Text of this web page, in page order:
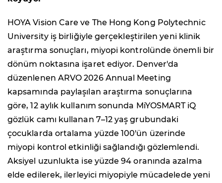
HOYA Vision Care ve The Hong Kong Polytechnic
University iş birliğiyle gerçekleştirilen yeni klinik
araştırma sonuçları, miyopi kontrolünde önemli bir
dönüm noktasına işaret ediyor. Denver'da
düzenlenen ARVO 2026 Annual Meeting
kapsamında paylaşılan araştırma sonuçlarına
göre, 12 aylık kullanım sonunda MiYOSMART iQ
gözlük camı kullanan 7–12 yaş grubundaki
çocuklarda ortalama yüzde 100'ün üzerinde
miyopi kontrol etkinliği sağlandığı gözlemlendi.
Aksiyel uzunlukta ise yüzde 94 oranında azalma
elde edilerek, ilerleyici miyopiyle mücadelede yeni